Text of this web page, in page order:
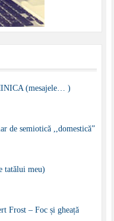
(mesajele… )
de semiotică ,,domestică”
tatălui meu)
Frost – Foc și gheață